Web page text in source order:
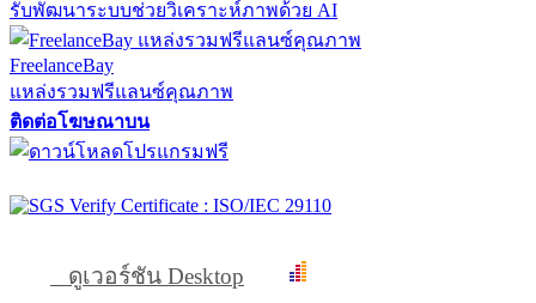
รับพัฒนาระบบช่วยวิเคราะห์ภาพด้วย AI
FreelanceBay
แหล่งรวมฟรีแลนซ์คุณภาพ
ติดต่อโฆษณาบน
ดูเวอร์ชัน Desktop